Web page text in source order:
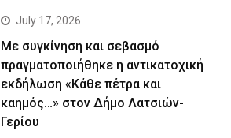
July 17, 2026
Με συγκίνηση και σεβασμό
πραγματοποιήθηκε η αντικατοχική
εκδήλωση «Κάθε πέτρα και
καημός…» στον Δήμο Λατσιών-
Γερίου